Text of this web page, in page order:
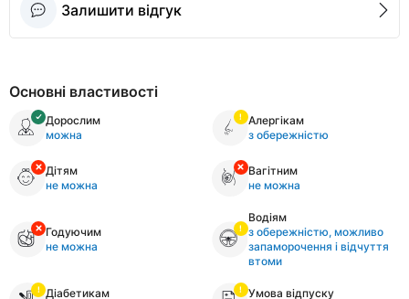
Залишити відгук
Основні властивості
Дорослим
можна
Алергікам
з обережністю
Дітям
не можна
Вагітним
не можна
Годуючим
не можна
Водіям
з обережністю, можливо
запаморочення і відчуття
втоми
Діабетикам
Умова відпуску